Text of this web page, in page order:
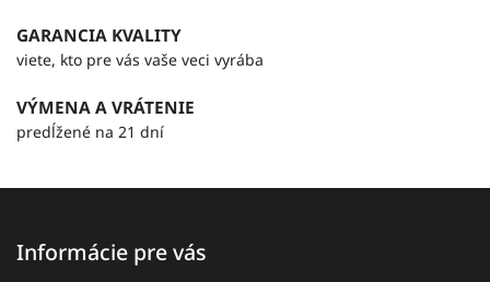
GARANCIA KVALITY
viete, kto pre vás vaše veci vyrába
VÝMENA A VRÁTENIE
predĺžené na 21 dní
Informácie pre vás